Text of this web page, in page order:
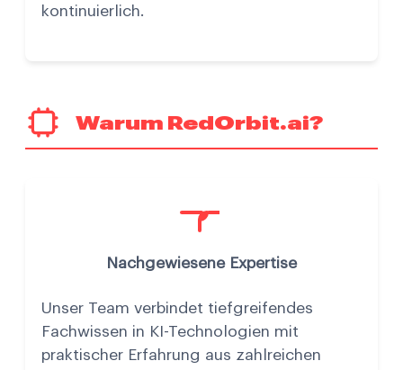
kontinuierlich.
Warum RedOrbit.ai?
Nachgewiesene Expertise
Unser Team verbindet tiefgreifendes
Fachwissen in KI-Technologien mit
praktischer Erfahrung aus zahlreichen